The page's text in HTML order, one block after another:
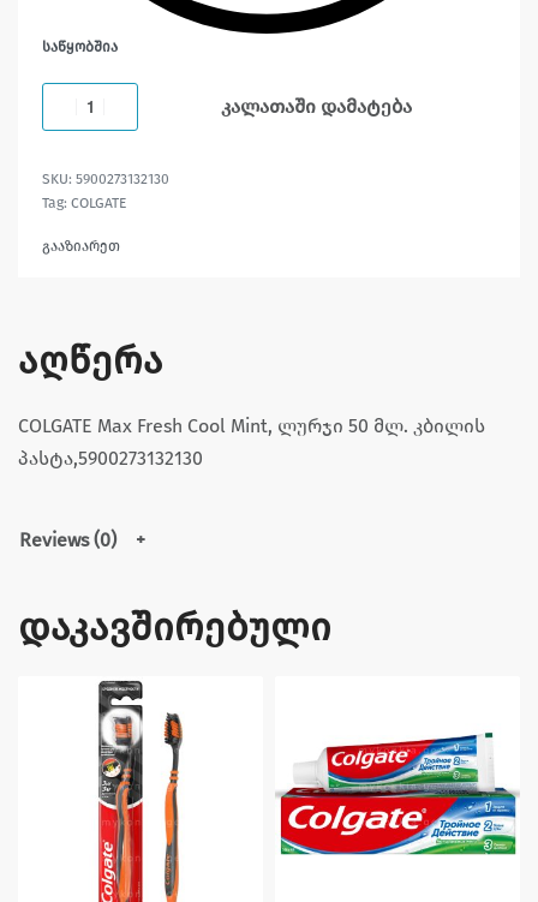
ᲡᲐᲬᲧᲝᲑᲨᲘᲐ
კალათაში დამატება
5900273132130
Tag: COLGATE
გააზიარეთ
აღწერა
COLGATE Max Fresh Cool Mint, ლურჯი 50 მლ. კბილის
პასტა,5900273132130
Reviews (0)
დაკავშირებული